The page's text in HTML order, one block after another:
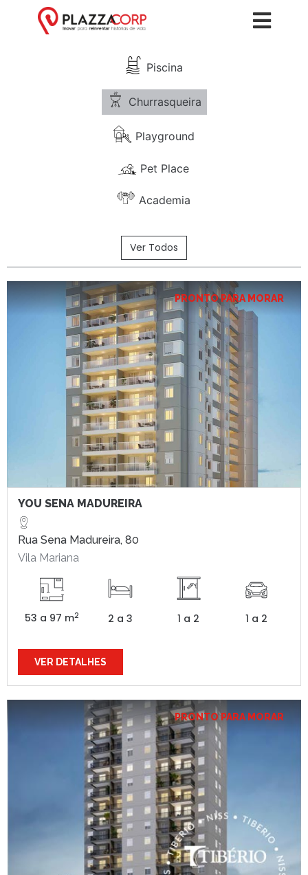
Piscina
Churrasqueira
Playground
Pet Place
Academia
Ver Todos
PRONTO PARA MORAR
YOU SENA MADUREIRA
Rua Sena Madureira, 80
Vila Mariana
53 a 97 m2 2 a 3 1 a 2 1 a 2
VER DETALHES
PRONTO PARA MORAR